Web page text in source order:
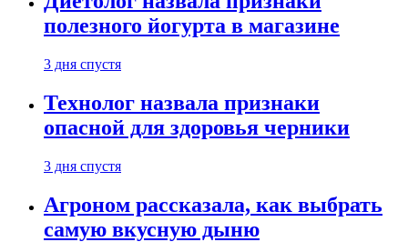
полезного йогурта в магазине
3 дня спустя
Технолог назвала признаки
опасной для здоровья черники
3 дня спустя
Агроном рассказала, как выбрать
самую вкусную дыню